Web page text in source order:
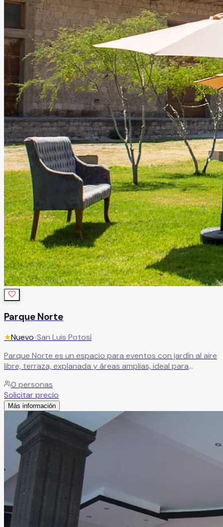
Parque Norte
★Nuevo•San Luis Potosí
Parque Norte es un espacio para eventos con jardín al aire
libre, terraza, explanada y áreas amplias, ideal para
capacidad para diferentes tipos de eventos sociales y
corporativos.Leer más
0 personas
Solicitar precio
Más información